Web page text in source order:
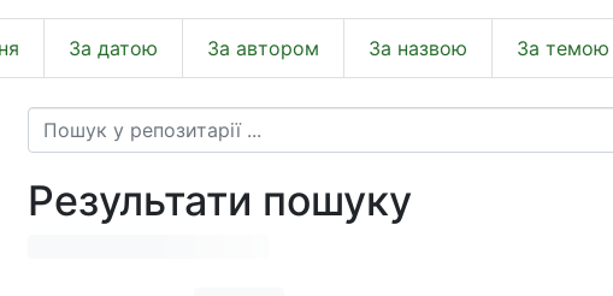
За датою За автором За назвою За темою
Результати пошуку